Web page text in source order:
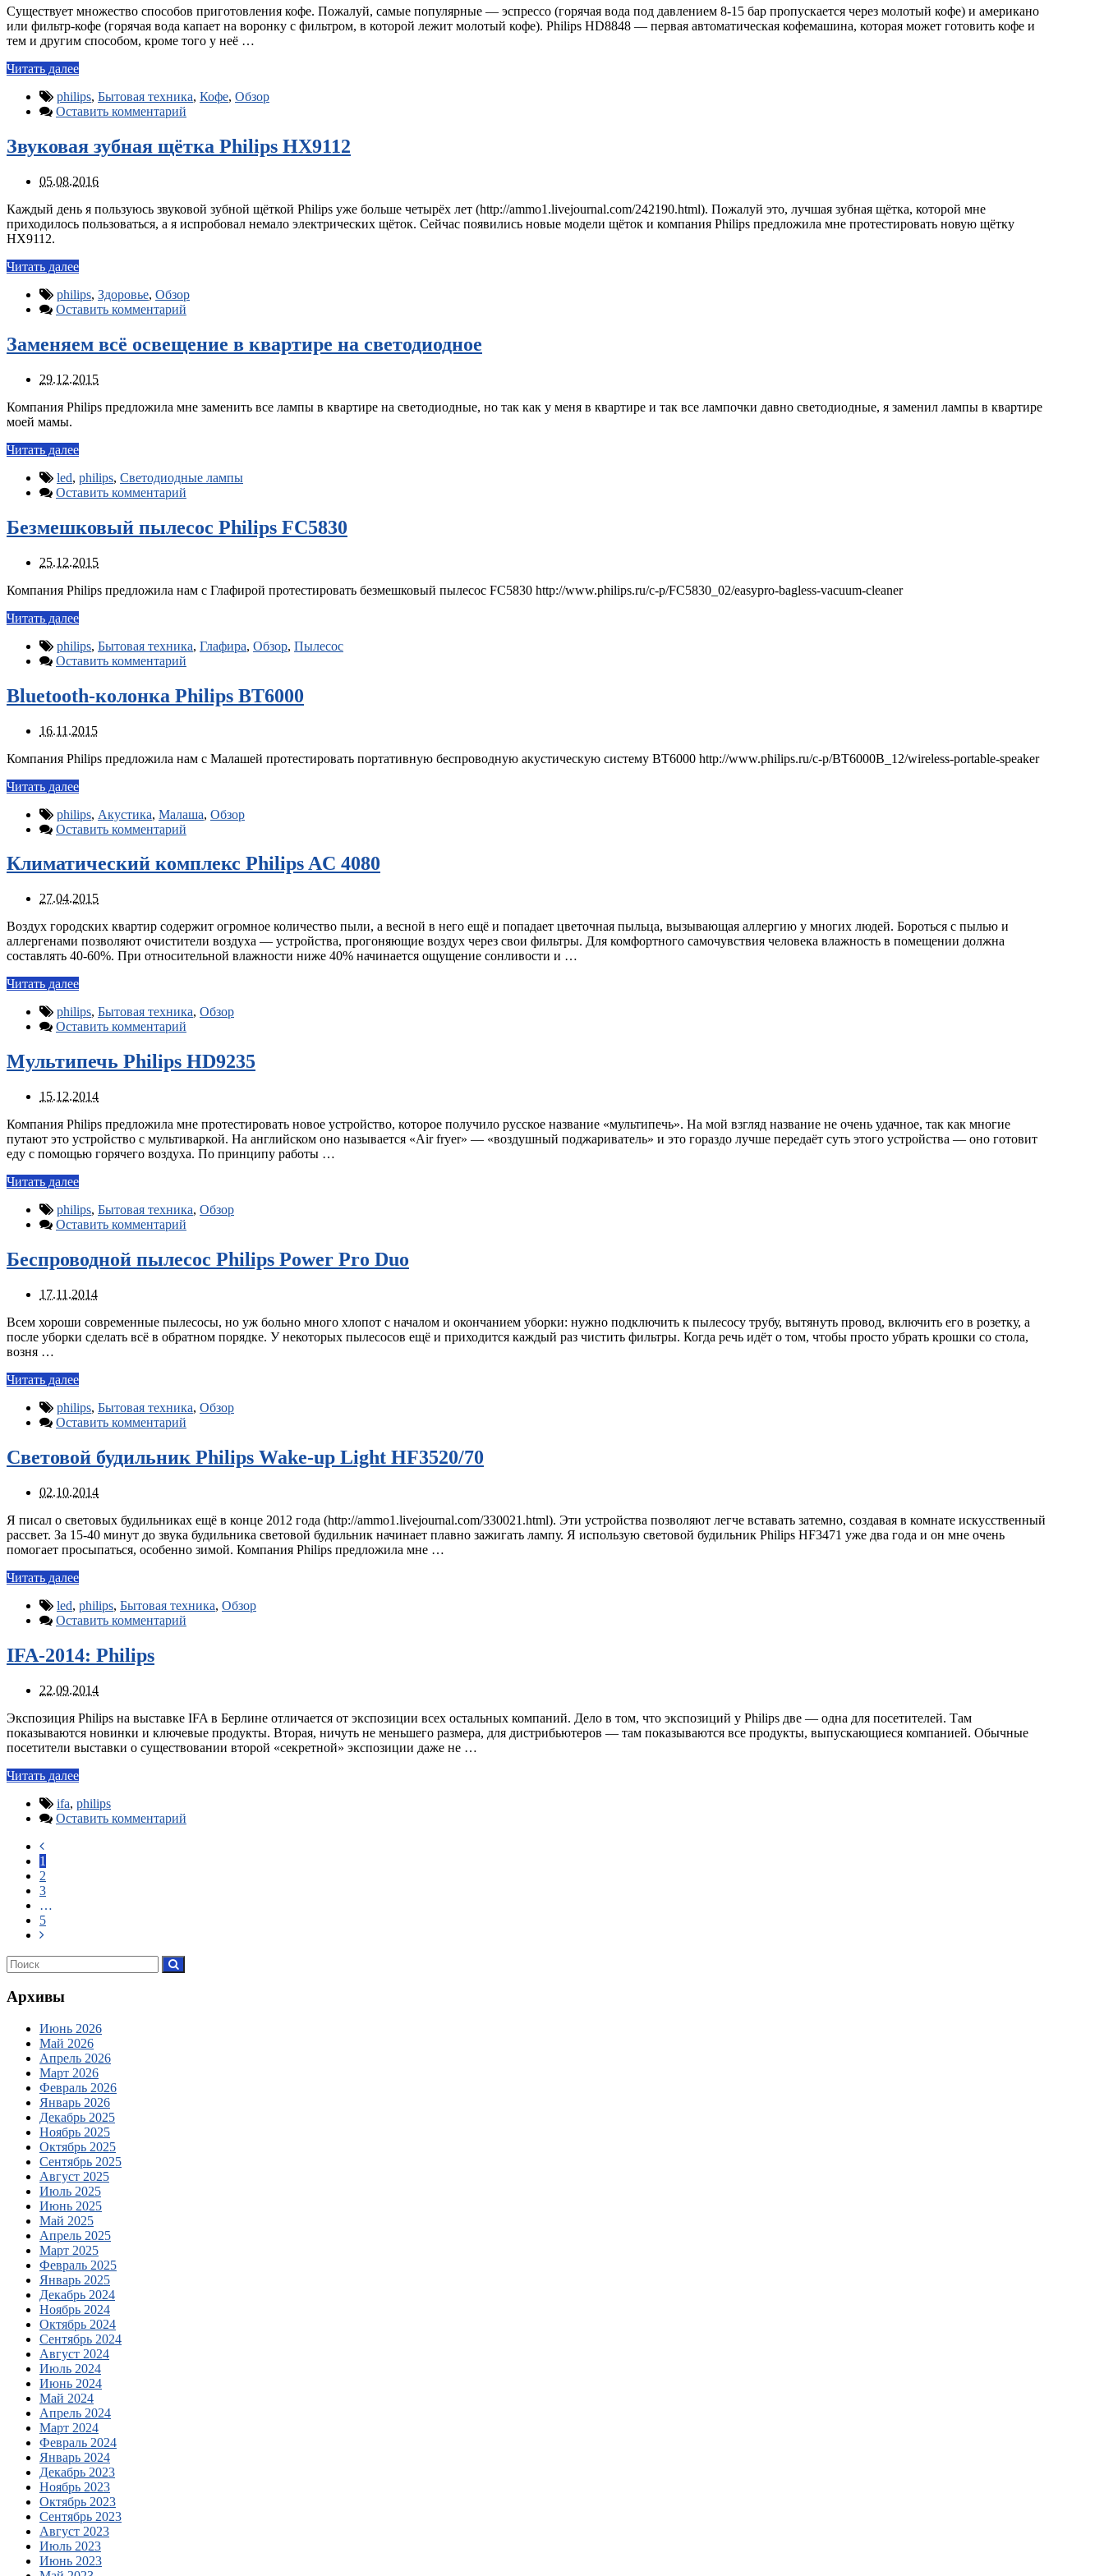
Существует множество способов приготовления кофе. Пожалуй, самые популярные — эспрессо (горячая вода под давлением 8-15 бар пропускается через молотый кофе) и американо
или фильтр-кофе (горячая вода капает на воронку с фильтром, в которой лежит молотый кофе). Philips HD8848 — первая автоматическая кофемашина, которая может готовить кофе и
тем и другим способом, кроме того у неё …
Читать далее
philips, Бытовая техника, Кофе, Обзор
Оставить комментарий
Звуковая зубная щётка Philips HX9112
05.08.2016
Каждый день я пользуюсь звуковой зубной щёткой Philips уже больше четырёх лет (http://ammo1.livejournal.com/242190.html). Пожалуй это, лучшая зубная щётка, которой мне
приходилось пользоваться, а я испробовал немало электрических щёток. Сейчас появились новые модели щёток и компания Philips предложила мне протестировать новую щётку
HX9112.
Читать далее
philips, Здоровье, Обзор
Оставить комментарий
Заменяем всё освещение в квартире на светодиодное
29.12.2015
Компания Philips предложила мне заменить все лампы в квартире на светодиодные, но так как у меня в квартире и так все лампочки давно светодиодные, я заменил лампы в квартире
моей мамы.
Читать далее
led, philips, Светодиодные лампы
Оставить комментарий
Безмешковый пылесос Philips FC5830
25.12.2015
Компания Philips предложила нам с Глафирой протестировать безмешковый пылесос FC5830 http://www.philips.ru/c-p/FC5830_02/easypro-bagless-vacuum-cleaner
Читать далее
philips, Бытовая техника, Глафира, Обзор, Пылесос
Оставить комментарий
Bluetooth-колонка Philips BT6000
16.11.2015
Компания Philips предложила нам с Малашей протестировать портативную беспроводную акустическую систему BT6000 http://www.philips.ru/c-p/BT6000B_12/wireless-portable-speaker
Читать далее
philips, Акустика, Малаша, Обзор
Оставить комментарий
Климатический комплекс Philips AC 4080
27.04.2015
Воздух городских квартир содержит огромное количество пыли, а весной в него ещё и попадает цветочная пыльца, вызывающая аллергию у многих людей. Бороться с пылью и
аллергенами позволяют очистители воздуха — устройства, прогоняющие воздух через свои фильтры. Для комфортного самочувствия человека влажность в помещении должна
составлять 40-60%. При относительной влажности ниже 40% начинается ощущение сонливости и …
Читать далее
philips, Бытовая техника, Обзор
Оставить комментарий
Мультипечь Philips HD9235
15.12.2014
Компания Philips предложила мне протестировать новое устройство, которое получило русское название «мультипечь». На мой взгляд название не очень удачное, так как многие
путают это устройство с мультиваркой. На английском оно называется «Air fryer» — «воздушный поджариватель» и это гораздо лучше передаёт суть этого устройства — оно готовит
еду с помощью горячего воздуха. По принципу работы …
Читать далее
philips, Бытовая техника, Обзор
Оставить комментарий
Беспроводной пылесос Philips Power Pro Duo
17.11.2014
Всем хороши современные пылесосы, но уж больно много хлопот с началом и окончанием уборки: нужно подключить к пылесосу трубу, вытянуть провод, включить его в розетку, а
после уборки сделать всё в обратном порядке. У некоторых пылесосов ещё и приходится каждый раз чистить фильтры. Когда речь идёт о том, чтобы просто убрать крошки со стола,
возня …
Читать далее
philips, Бытовая техника, Обзор
Оставить комментарий
Световой будильник Philips Wake-up Light HF3520/70
02.10.2014
Я писал о световых будильниках ещё в конце 2012 года (http://ammo1.livejournal.com/330021.html). Эти устройства позволяют легче вставать затемно, создавая в комнате искусственный
рассвет. За 15-40 минут до звука будильника световой будильник начинает плавно зажигать лампу. Я использую световой будильник Philips HF3471 уже два года и он мне очень
помогает просыпаться, особенно зимой. Компания Philips предложила мне …
Читать далее
led, philips, Бытовая техника, Обзор
Оставить комментарий
IFA-2014: Philips
22.09.2014
Экспозиция Philips на выставке IFA в Берлине отличается от экспозиции всех остальных компаний. Дело в том, что экспозиций у Philips две — одна для посетителей. Там
показываются новинки и ключевые продукты. Вторая, ничуть не меньшего размера, для дистрибьютеров — там показываются все продукты, выпускающиеся компанией. Обычные
посетители выставки о существовании второй «секретной» экспозиции даже не …
Читать далее
ifa, philips
Оставить комментарий
1
2
3
…
5
Архивы
Июнь 2026
Май 2026
Апрель 2026
Март 2026
Февраль 2026
Январь 2026
Декабрь 2025
Ноябрь 2025
Октябрь 2025
Сентябрь 2025
Август 2025
Июль 2025
Июнь 2025
Май 2025
Апрель 2025
Март 2025
Февраль 2025
Январь 2025
Декабрь 2024
Ноябрь 2024
Октябрь 2024
Сентябрь 2024
Август 2024
Июль 2024
Июнь 2024
Май 2024
Апрель 2024
Март 2024
Февраль 2024
Январь 2024
Декабрь 2023
Ноябрь 2023
Октябрь 2023
Сентябрь 2023
Август 2023
Июль 2023
Июнь 2023